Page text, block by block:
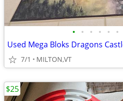
• • • • • •
Used Mega Bloks Dragons
7/1 MILTON,VT
$25